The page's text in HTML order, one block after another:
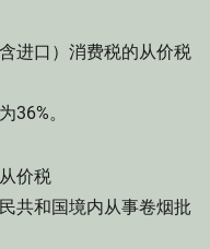
口）消费税的从价税
。
价税
和国境内从事卷烟批